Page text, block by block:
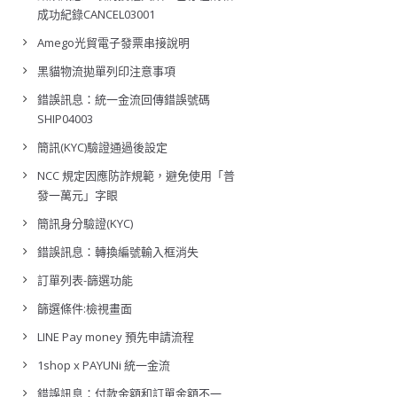
成功紀錄CANCEL03001
Amego光貿電子發票串接說明
黑貓物流拋單列印注意事項
錯誤訊息：統一金流回傳錯誤號碼
SHIP04003
簡訊(KYC)驗證通過後設定
NCC 規定因應防詐規範，避免使用「普
發一萬元」字眼
簡訊身分驗證(KYC)
錯誤訊息：轉換編號輸入框消失
訂單列表-篩選功能
篩選條件:檢視畫面
LINE Pay money 預先申請流程
1shop x PAYUNi 統一金流
錯誤訊息：付款金額和訂單金額不一